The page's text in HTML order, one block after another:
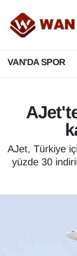
VAN'DA SPOR
AJet, Türkiye
yüzde 30
3.SAYFA
ASAYİŞ
BİLİM VE
Biyografi
ÇEVRE
Van Nöbetçi
Van Hava
Van Namaz
Van Trafik
Süper Lig
Tüm